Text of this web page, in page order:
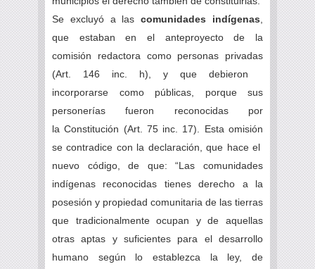
Se excluyó a lascomunidades indígenas
que estaban en el anteproyecto de la
comisión redactora como personas privadas
(Art. 146 inc. h), y que debieron
incorporarse como públicas, porque sus
personerías fueron reconocidas por
la Constitución (Art. 75 inc. 17). Esta omisión
se contradice con la declaración, que hace el
nuevo código, de que: “Las comunidades
indígenas reconocidas tienes derecho a la
posesión y propiedad comunitaria de las tierras
que tradicionalmente ocupan y de aquellas
otras aptas y suficientes para el desarrollo
humano según lo establezca la ley, de